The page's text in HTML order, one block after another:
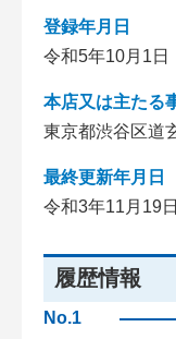
登録年月日
令和5年10月1日
本店又は主たる
東京都渋谷区道
最終更新年月日
令和3年11月19日
履歴情報
No.1